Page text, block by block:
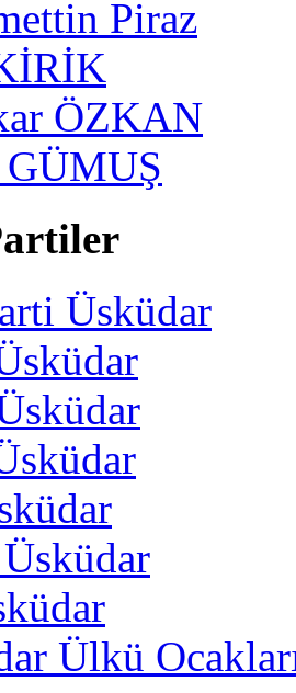
Piraz
ÖZKAN
GÜMUŞ
Üsküdar
Ülkü